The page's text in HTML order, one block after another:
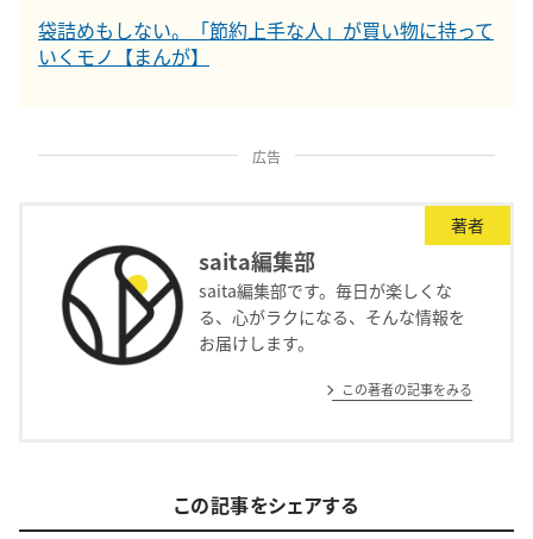
袋詰めもしない。「節約上手な人」が買い物に持って
いくモノ【まんが】
広告
著者
saita編集部
saita編集部です。毎日が楽しくな
る、心がラクになる、そんな情報を
お届けします。
この著者の記事をみる
この記事をシェアする